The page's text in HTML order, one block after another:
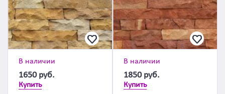
В наличии
1650 руб.
Купить
В наличии
1850 руб.
Купить